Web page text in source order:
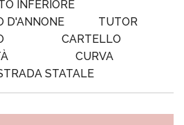
INFERIORE
D'ANNONE
TUTOR
CARTELLO
CURVA
STATALE